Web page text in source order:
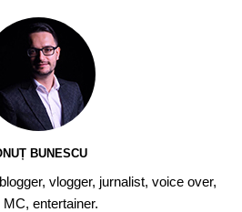
BUNESCU
vlogger, jurnalist, voice over,
MC, entertainer.